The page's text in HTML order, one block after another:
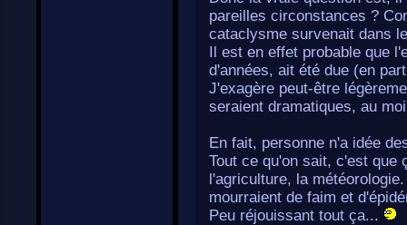
pareilles circonstances ?
cataclysme survenait dans
Il est en effet probable que
d'années, ait été due (en
J'exagère peut-être
seraient dramatiques, au
En fait, personne n'a idée
Tout ce qu'on sait, c'est que
l'agriculture, la
mourraient de faim et
Peu réjouissant tout ça...